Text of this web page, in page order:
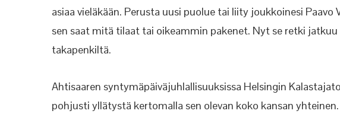
asiaa vieläkään. Perusta uusi puolue tai liity joukkoinesi
sen saat mitä tilaat tai oikeammin pakenet. Nyt se retki
takapenkiltä.
Ahtisaaren syntymäpäiväjuhlallisuuksissa Helsingin
pohjusti yllätystä kertomalla sen olevan koko kansan yhteinen.